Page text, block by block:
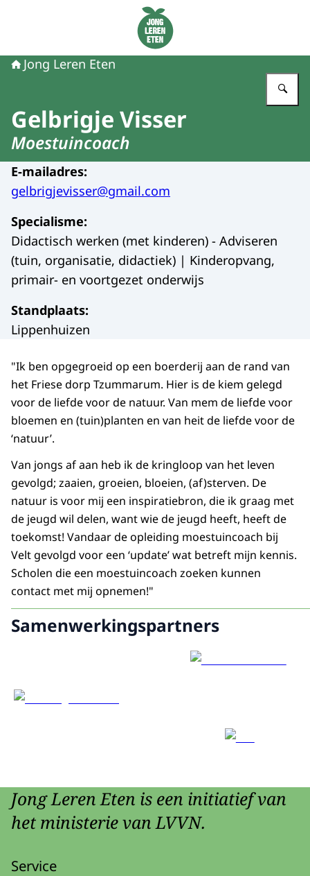
Naar de homepage van Jong Leren Eten
Jong Leren Eten
Gelbrigje Visser
Moestuincoach
E-mailadres:
gelbrigjevisser@gmail.com
Specialisme:
Didactisch werken (met kinderen) - Adviseren
(tuin, organisatie, didactiek) | Kinderopvang,
primair- en voortgezet onderwijs
Standplaats:
Lippenhuizen
"Ik ben opgegroeid op een boerderij aan de rand van
het Friese dorp Tzummarum. Hier is de kiem gelegd
voor de liefde voor de natuur. Van mem de liefde voor
bloemen en (tuin)planten en van heit de liefde voor de
‘natuur’.
Van jongs af aan heb ik de kringloop van het leven
gevolgd; zaaien, groeien, bloeien, (af)sterven. De
natuur is voor mij een inspiratiebron, die ik graag met
de jeugd wil delen, want wie de jeugd heeft, heeft de
toekomst! Vandaar de opleiding moestuincoach bij
Velt gevolgd voor een ‘update’ wat betreft mijn kennis.
Scholen die een moestuincoach zoeken kunnen
contact met mij opnemen!"
Samenwerkingspartners
Jong Leren Eten is een initiatief van
het ministerie van LVVN.
Service